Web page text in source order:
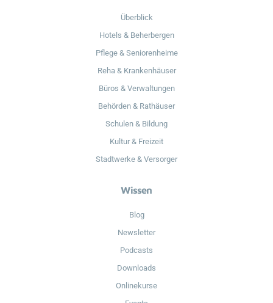
Überblick
Hotels & Beherbergen
Pflege & Seniorenheime
Reha & Krankenhäuser
Büros & Verwaltungen
Behörden & Rathäuser
Schulen & Bildung
Kultur & Freizeit
Stadtwerke & Versorger
Wissen
Blog
Newsletter
Podcasts
Downloads
Onlinekurse